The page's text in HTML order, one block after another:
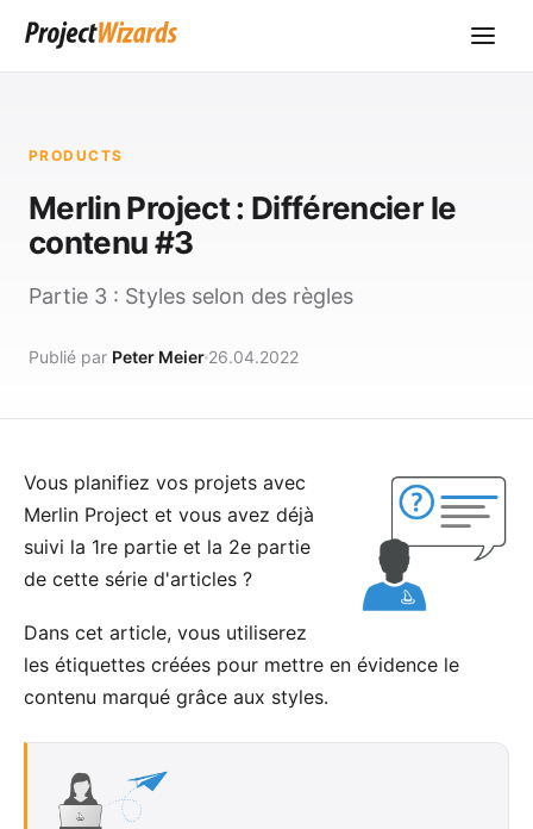
PRODUCTS
Merlin Project : Différencier le
contenu #3
Partie 3 : Styles selon des règles
Publié par Peter Meier 26.04.2022
Vous planifiez vos projets avec
Merlin Project et vous avez déjà
suivi la 1re partie et la 2e partie
de cette série d'articles ?
Dans cet article, vous utiliserez
les étiquettes créées pour mettre en évidence le
contenu marqué grâce aux styles.